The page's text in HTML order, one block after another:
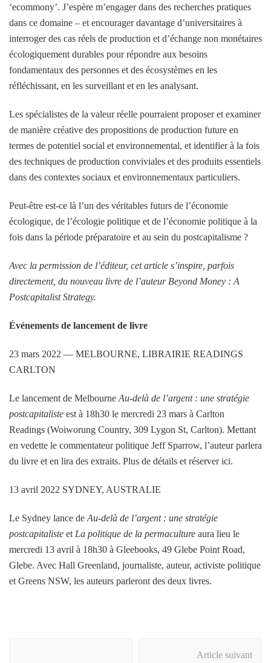
‘ecommony’. J’espère m’engager dans des recherches pratiques
dans ce domaine – et encourager davantage d’universitaires à
interroger des cas réels de production et d’échange non monétaires
écologiquement durables pour répondre aux besoins
fondamentaux des personnes et des écosystèmes en les
réfléchissant, en les surveillant et en les analysant.
Les spécialistes de la valeur réelle pourraient proposer et examiner
de manière créative des propositions de production future en
termes de potentiel social et environnemental, et identifier à la fois
des techniques de production conviviales et des produits essentiels
dans des contextes sociaux et environnementaux particuliers.
Peut-être est-ce là l’un des véritables futurs de l’économie
écologique, de l’écologie politique et de l’économie politique à la
fois dans la période préparatoire et au sein du postcapitalisme ?
Avec la permission de l’éditeur, cet article s’inspire, parfois
directement, du nouveau livre de l’auteur Beyond Money : A
Postcapitalist Strategy.
Événements de lancement de livre
23 mars 2022 — MELBOURNE, LIBRAIRIE READINGS
CARLTON
Le lancement de Melbourne Au-delà de l’argent : une stratégie
postcapitaliste est à 18h30 le mercredi 23 mars à Carlton
Readings (Woiworung Country, 309 Lygon St, Carlton). Mettant
en vedette le commentateur politique Jeff Sparrow, l’auteur parlera
du livre et en lira des extraits. Plus de détails et réserver ici.
13 avril 2022 SYDNEY, AUSTRALIE
Le Sydney lance de Au-delà de l’argent : une stratégie
postcapitaliste et La politique de la permaculture aura lieu le
mercredi 13 avril à 18h30 à Gleebooks, 49 Glebe Point Road,
Glebe. Avec Hall Greenland, journaliste, auteur, activiste politique
et Greens NSW, les auteurs parleront des deux livres.
Article suivant